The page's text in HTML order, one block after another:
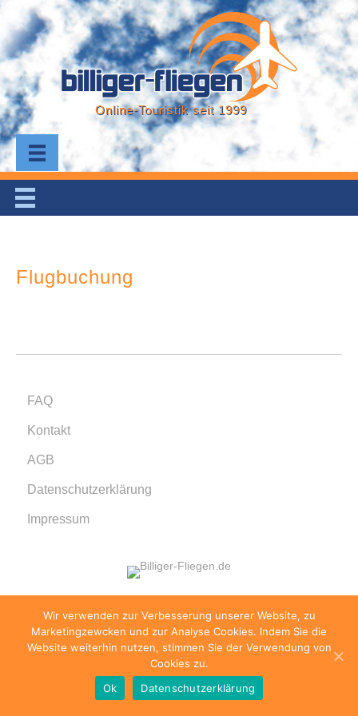
Online-Touristik seit 1999
Flugbuchung
FAQ
Kontakt
AGB
Datenschutzerklärung
Impressum
© 1999 - 2026 billiger-fliegen.de · Alle Rechte
vorbehalten.
Wir verwenden zur Verbesserung unserer Website, zu
Marketingzewcken und zur Analyse Cookies. Indem Sie die
Website weiterhin nutzen, stimmen Sie der Verwendung von
Cookies zu.
Ok
Datenschutzerklärung